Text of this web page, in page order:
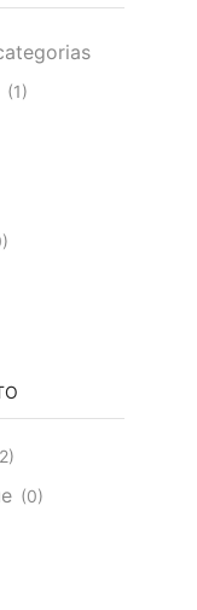
(1)
(0)